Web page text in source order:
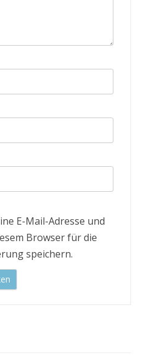
E-Mail-Adresse und
Browser für die
speichern.